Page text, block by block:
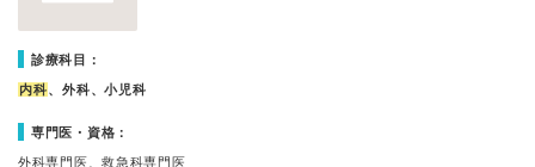
診療科目：
内科、外科、小児科
専門医・資格：
外科専門医、救急科専門医